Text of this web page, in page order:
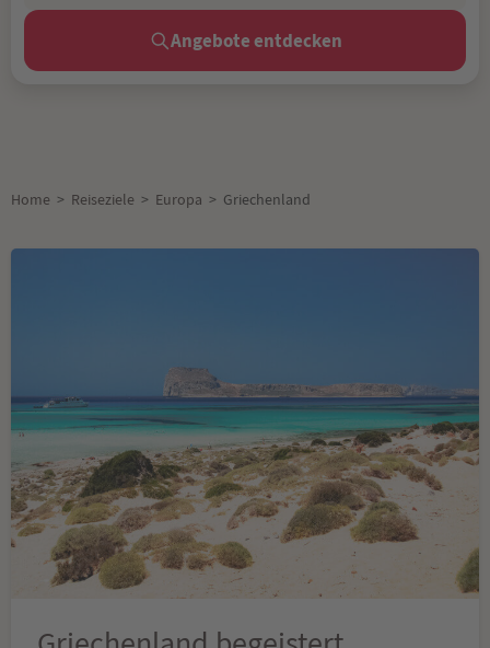
Angebote entdecken
Home > Reiseziele > Europa > Griechenland